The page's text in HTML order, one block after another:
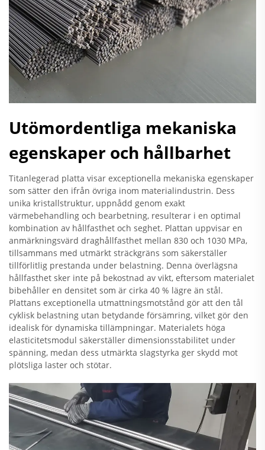
Utömordentliga mekaniska
egenskaper och hållbarhet
Titanlegerad platta visar exceptionella mekaniska egenskaper
som sätter den ifrån övriga inom materialindustrin. Dess
unika kristallstruktur, uppnådd genom exakt
värmebehandling och bearbetning, resulterar i en optimal
kombination av hållfasthet och seghet. Plattan uppvisar en
anmärkningsvärd draghållfasthet mellan 830 och 1030 MPa,
tillsammans med utmärkt sträckgräns som säkerställer
tillförlitlig prestanda under belastning. Denna överlägsna
hållfasthet sker inte på bekostnad av vikt, eftersom materialet
bibehåller en densitet som är cirka 40 % lägre än stål.
Plattans exceptionella utmattningsmotstånd gör att den tål
cyklisk belastning utan betydande försämring, vilket gör den
idealisk för dynamiska tillämpningar. Materialets höga
elasticitetsmodul säkerställer dimensionsstabilitet under
spänning, medan dess utmärkta slagstyrka ger skydd mot
plötsliga laster och stötar.